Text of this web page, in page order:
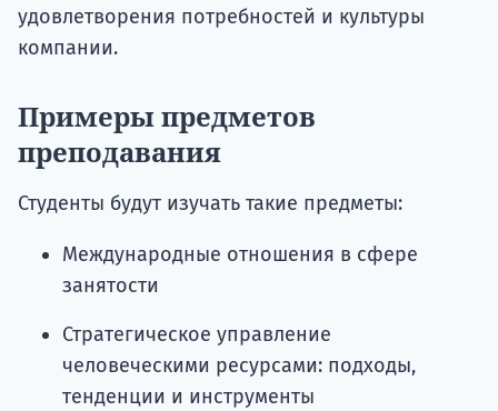
удовлетворения потребностей и культуры
компании.
Примеры предметов
преподавания
Студенты будут изучать такие предметы:
Международные отношения в сфере
занятости
Стратегическое управление
человеческими ресурсами: подходы,
тенденции и инструменты